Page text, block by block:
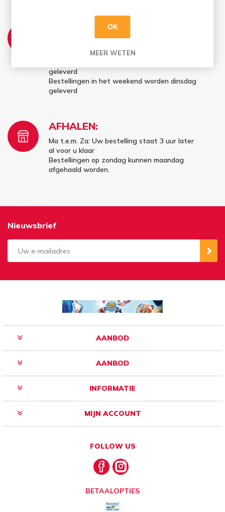
THUISLEVERING:
geleverd
Bestellingen in het weekend worden dinsdag
geleverd
AFHALEN:
Ma t.e.m. Za: Uw bestelling staat 3 uur later
al voor u klaar
Bestellingen op zondag kunnen maandag
afgehaald worden.
Nieuwsbrief
AANBOD
AANBOD
INFORMATIE
MIJN ACCOUNT
FOLLOW US
BETAALOPTIES
OK
MEER WETEN